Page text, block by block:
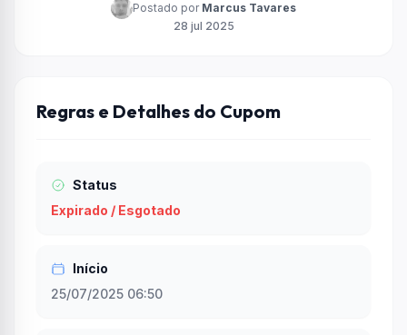
Postado por Marcus Tavares
28 jul 2025
Regras e Detalhes do Cupom
Status
Expirado / Esgotado
Início
25/07/2025 06:50